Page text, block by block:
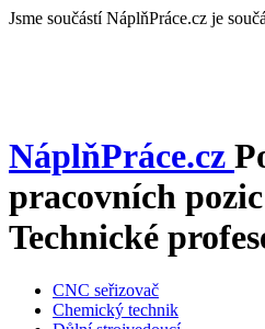
Jsme součástí NáplňPráce.cz je
NáplňPráce.cz
pracovních
Technické
CNC seřizovač
Chemický technik